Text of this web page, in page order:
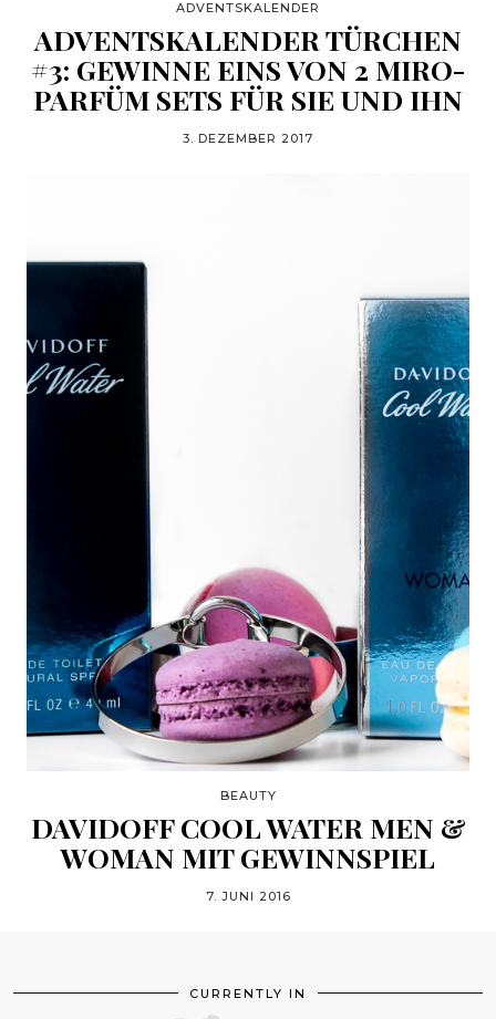
ADVENTSKALENDER
ADVENTSKALENDER TÜRCHEN
#3: GEWINNE EINS VON 2 MIRO-
PARFÜM SETS FÜR SIE UND IHN
3. DEZEMBER 2017
BEAUTY
DAVIDOFF COOL WATER MEN &
WOMAN MIT GEWINNSPIEL
7. JUNI 2016
CURRENTLY IN